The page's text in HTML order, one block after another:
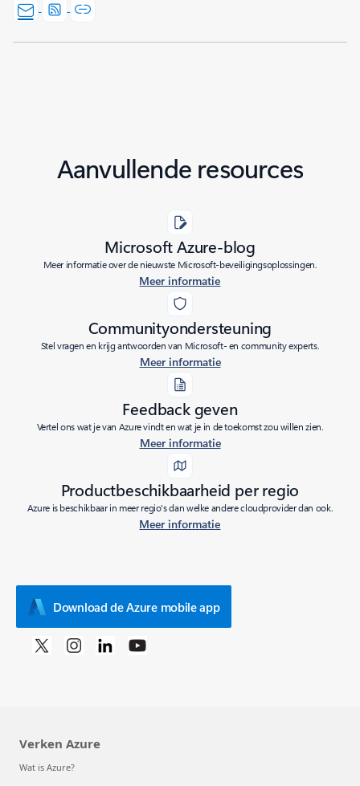
Aanvullende resources
Microsoft Azure-blog
Meer informatie over de nieuwste Microsoft-beveiligingsoplossingen.
Meer informatie
Communityondersteuning
Stel vragen en krijg antwoorden van Microsoft- en community experts.
Meer informatie
Feedback geven
Vertel ons wat je van Azure vindt en wat je in de toekomst zou willen zien.
Meer informatie
Productbeschikbaarheid per regio
Azure is beschikbaar in meer regio's dan welke andere cloudprovider dan ook.
Meer informatie
Download de Azure mobile app
Verken Azure
Wat is Azure?